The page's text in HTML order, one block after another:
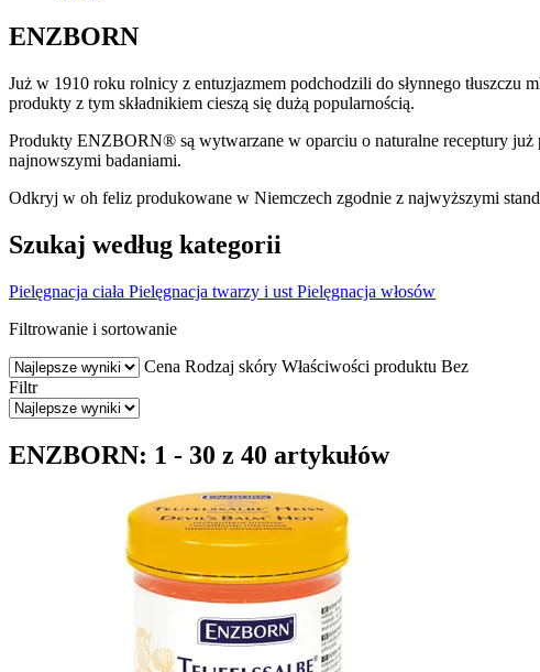
ENZBORN
Już w 1910 roku rolnicy z entuzjazmem podchodzili do słynnego
produkty z tym składnikiem cieszą się dużą popularnością.
Produkty ENZBORN® są wytwarzane w oparciu o naturalne receptury już
najnowszymi badaniami.
Odkryj w oh feliz produkowane w Niemczech zgodnie z najwyższymi
Szukaj według kategorii
Pielęgnacja ciała Pielęgnacja twarzy i ust Pielęgnacja włosów
Filtrowanie i sortowanie
Cena Rodzaj skóry Właściwości produktu Bez
Filtr
ENZBORN: 1 - 30 z 40 artykułów